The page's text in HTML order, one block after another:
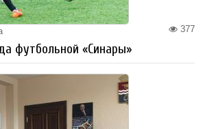
377
футбольной «Синары»